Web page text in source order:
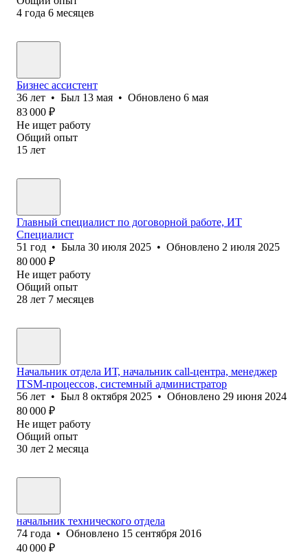
4 года 6 месяцев
Бизнес ассистент
36 лет • Был 13 мая • Обновлено 6 мая
83 000 ₽
Не ищет работу
Общий опыт
15 лет
Главный специалист по договорной работе, ИТ
Специалист
51 год • Была 30 июля 2025 • Обновлено 2 июля 2025
80 000 ₽
Не ищет работу
Общий опыт
28 лет 7 месяцев
Начальник отдела ИТ, начальник call-центра, менеджер
ITSM-процессов, системный администратор
56 лет • Был 8 октября 2025 • Обновлено 29 июня 2024
80 000 ₽
Не ищет работу
Общий опыт
30 лет 2 месяца
начальник технического отдела
74 года • Обновлено 15 сентября 2016
40 000 ₽